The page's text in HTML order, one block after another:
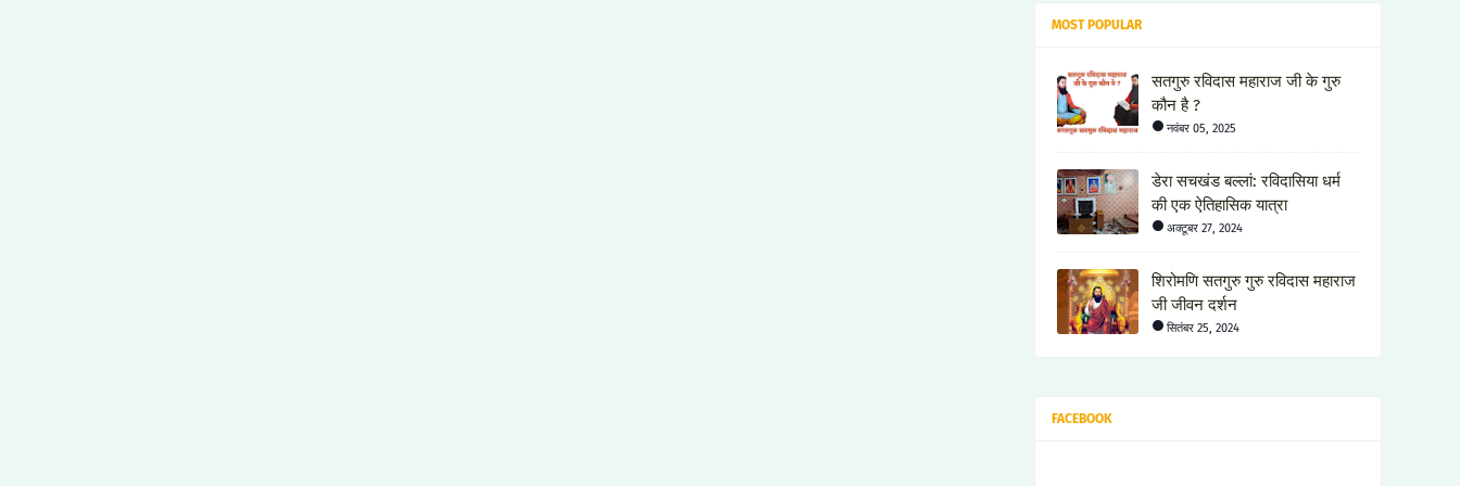
MOST POPULAR
सतगुरु रविदास महाराज जी के गुरु
कौन है ?
नवंबर 05, 2025
डेरा सचखंड बल्लां: रविदासिया धर्म
की एक ऐतिहासिक यात्रा
अक्टूबर 27, 2024
शिरोमणि सतगुरु गुरु रविदास महाराज
जी जीवन दर्शन
सितंबर 25, 2024
FACEBOOK